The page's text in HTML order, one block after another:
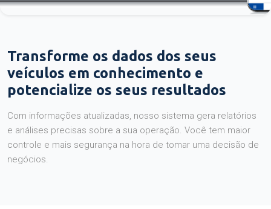
Transforme os dados dos seus
veículos em conhecimento e
potencialize os seus resultados
Com informações atualizadas, nosso sistema gera relatórios
e análises precisas sobre a sua operação. Você tem maior
controle e mais segurança na hora de tomar uma decisão de
negócios.